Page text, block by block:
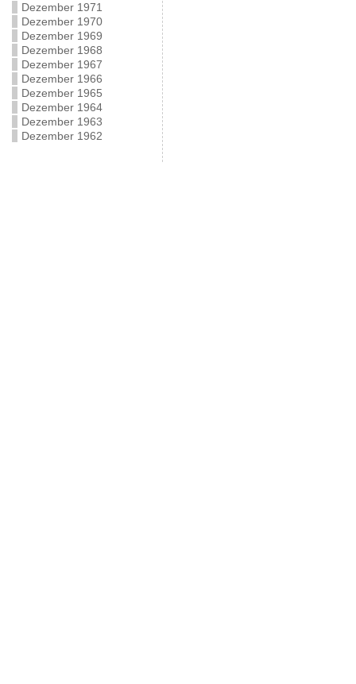
Dezember 1971
Dezember 1970
Dezember 1969
Dezember 1968
Dezember 1967
Dezember 1966
Dezember 1965
Dezember 1964
Dezember 1963
Dezember 1962